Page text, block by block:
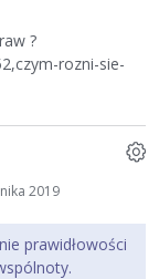
?
rozni-sie-
2019
prawidłowości